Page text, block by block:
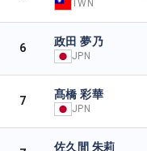
TWN
6 政田 夢乃
JPN
7 髙橋 彩華
JPN
佐久間 朱莉